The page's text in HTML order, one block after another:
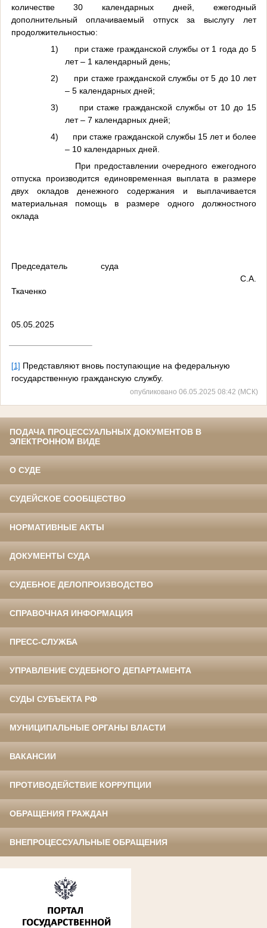
количестве 30 календарных дней, ежегодный
дополнительный оплачиваемый отпуск за выслугу лет
продолжительностью:
1)
при стаже гражданской службы от 1 года до 5
лет – 1 календарный день;
2)
при стаже гражданской службы от 5 до 10 лет
– 5 календарных дней;
3)
при стаже гражданской службы от 10 до 15
лет – 7 календарных дней;
4)
при стаже гражданской службы 15 лет и более
– 10 календарных дней.
При предоставлении очередного ежегодного
отпуска производится единовременная выплата в размере
двух окладов денежного содержания и выплачивается
материальная помощь в размере одного должностного
оклада
Председатель
суда
С.А.
Ткаченко
05.05.2025
[1] Представляют вновь поступающие на федеральную
государственную гражданскую службу.
опубликовано 06.05.2025 08:42 (МСК)
ПОДАЧА ПРОЦЕССУАЛЬНЫХ ДОКУМЕНТОВ В
ЭЛЕКТРОННОМ ВИДЕ
О СУДЕ
СУДЕЙСКОЕ СООБЩЕСТВО
НОРМАТИВНЫЕ АКТЫ
ДОКУМЕНТЫ СУДА
СУДЕБНОЕ ДЕЛОПРОИЗВОДСТВО
СПРАВОЧНАЯ ИНФОРМАЦИЯ
ПРЕСС-СЛУЖБА
УПРАВЛЕНИЕ СУДЕБНОГО ДЕПАРТАМЕНТА
СУДЫ СУБЪЕКТА РФ
МУНИЦИПАЛЬНЫЕ ОРГАНЫ ВЛАСТИ
ВАКАНСИИ
ПРОТИВОДЕЙСТВИЕ КОРРУПЦИИ
ОБРАЩЕНИЯ ГРАЖДАН
ВНЕПРОЦЕССУАЛЬНЫЕ ОБРАЩЕНИЯ